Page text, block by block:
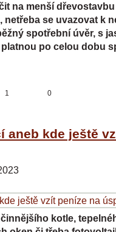
na menší
se uvazovat k
spotřební úvěr, s
po celou dobu
0
1
aneb kde ještě
kotle,